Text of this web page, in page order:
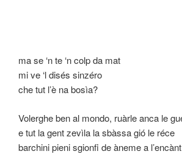
ma se ‘n te ‘n colp da mat
mi ve ‘l disés sinzéro
che tut l’è na bosìa?
Volerghe ben al mondo, ruàrle anca le
e tut la gent zevìla la sbàssa gió le réce
barchini pieni sgionfi de àneme a l’encànt